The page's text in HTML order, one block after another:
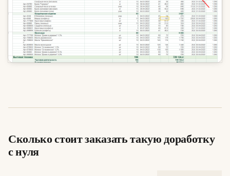
Сколько стоит заказать такую доработку
с нуля